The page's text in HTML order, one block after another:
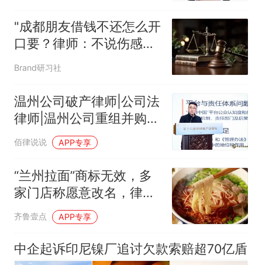
"成都朋友借钱不还怎么开
口要？律师：不说伤感情
的话，也能把钱要回来"
Brand研习社
温州公司破产律师|公司法
律师|温州公司重组并购律
师——陈炯然：以破产法
治之力，重启城市"烂
尾"生机
佰律说说 APP专享
“兰州拉面”商标无效，多
家门店称愿意改名，律师
解读
齐鲁壹点 APP专享
中企起诉印尼镍厂追讨欠款索赔超70亿盾